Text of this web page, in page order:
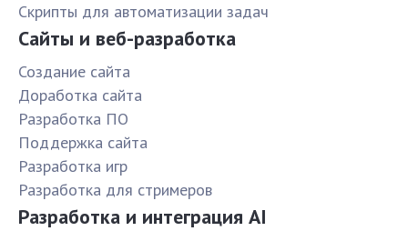
Скрипты для автоматизации задач
Сайты и веб-разработка
Создание сайта
Доработка сайта
Разработка ПО
Поддержка сайта
Разработка игр
Разработка для стримеров
Разработка и интеграция AI